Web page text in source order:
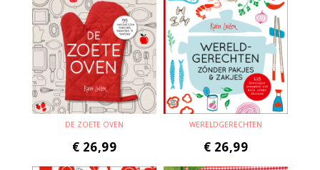
DE ZOETE OVEN
€ 26,99
WERELDGERECHTEN
€ 26,99